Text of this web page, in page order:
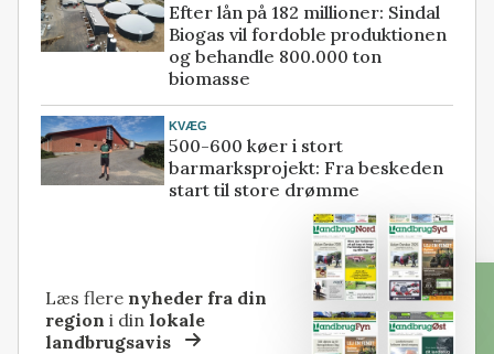
Efter lån på 182 millioner: Sindal
Biogas vil fordoble produktionen
og behandle 800.000 ton
biomasse
KVÆG
500-600 køer i stort
barmarksprojekt: Fra beskeden
start til store drømme
Læs flere nyheder fra din
region i dinlokale
landbrugsavis